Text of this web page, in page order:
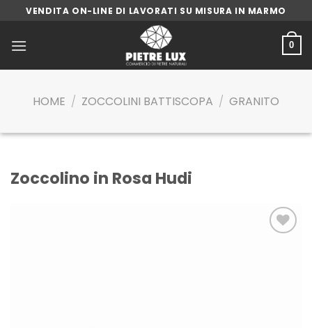
content
VENDITA ON-LINE DI LAVORATI SU MISURA IN MARMO
0
HOME / ZOCCOLINI BATTISCOPA / GRANITO
Zoccolino in Rosa Hudi